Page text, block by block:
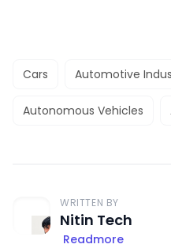
Cars Automotive
Autonomous Vehicles
WRITTEN BY
Nitin Tech
Readmore